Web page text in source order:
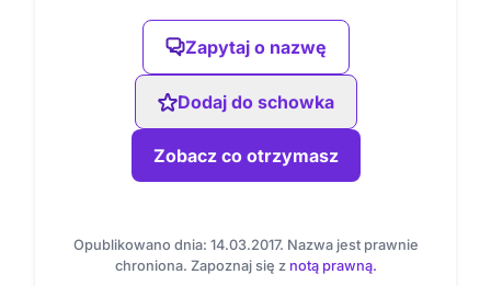
Zapytaj o nazwę
Dodaj do schowka
Zobacz co otrzymasz
Opublikowano dnia: 14.03.2017. Nazwa jest prawnie
chroniona. Zapoznaj się z notą prawną.